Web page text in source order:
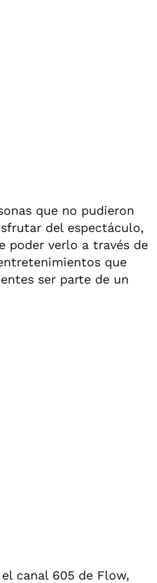
que no pudieron
del espectáculo,
poder verlo a través de
que
ser parte de un
canal 605 de Flow,